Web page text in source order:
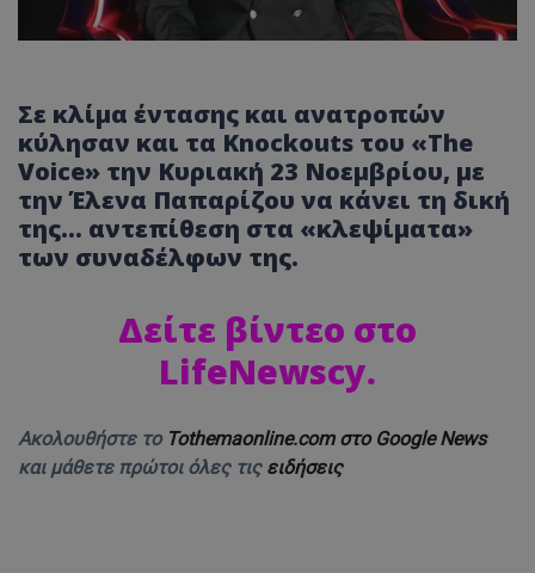
Σε κλίμα έντασης και ανατροπών
κύλησαν και τα Knockouts του «The
Voice» την Κυριακή 23 Νοεμβρίου, με
την Έλενα Παπαρίζου να κάνει τη δική
της… αντεπίθεση στα «κλεψίματα»
των συναδέλφων της.
Δείτε βίντεο στο
LifeNewscy.
Ακολουθήστε το Tothemaonline.com στο Google News
και μάθετε πρώτοι όλες τις ειδήσεις